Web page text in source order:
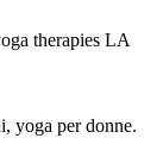
therapies LA
yoga per donne.